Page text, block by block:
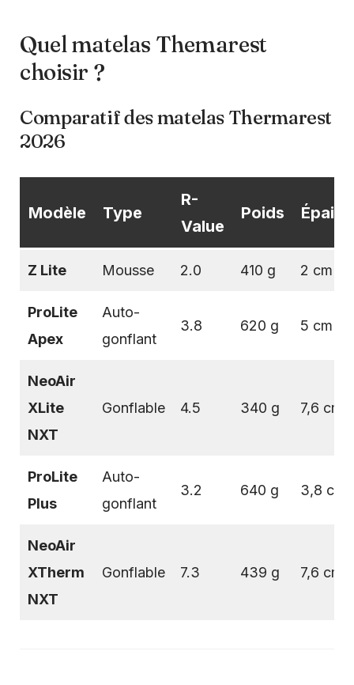
Quel matelas Themarest
choisir ?
Comparatif des matelas Thermarest
2026
Modèle Type
R-
Value
Poids
Z Lite Mousse 2.0 410 g 2 cm
ProLite
Apex
Auto-
gonflant
3.8 620 g 5 cm
NeoAir
XLite
NXT
Gonflable 4.5 340 g 7,6 cm
ProLite
Plus
Auto-
gonflant
3.2 640 g 3,8 cm
NeoAir
XTherm
NXT
Gonflable 7.3 439 g 7,6 cm